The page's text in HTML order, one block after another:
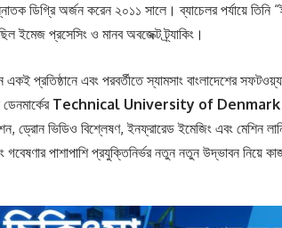
ডিগ্রি অর্জন করেন ২০১১ সালে। ব্যাচেলর পর্যায়ে তিনি
ইমেজ প্রসেসিং ও মানব অবজেক্ট ট্র্যাকিং।
প্রতিষ্ঠানে এবং পরবর্তীতে স্যামসাং বাংলাদেশের
Technical University of Denmark
ড্রোন ভিডিও বিশ্লেষণ, ইনফ্রারেড ইমেজিং এবং মেশিন
গবেষণার পাশাপাশি প্রযুক্তিনির্ভর নতুন নতুন উদ্ভাবন নিয়ে